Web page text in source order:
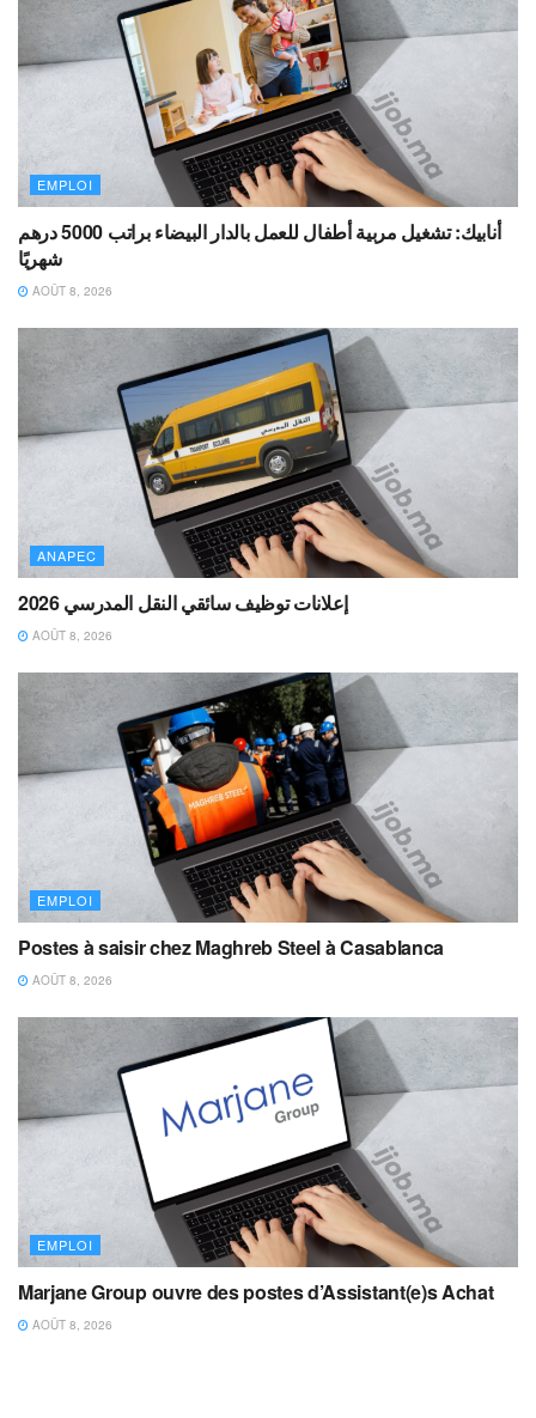
EMPLOI
أنابيك: تشغيل مربية أطفال للعمل بالدار البيضاء براتب 5000 درهم
شهريًا
AOÛT 8, 2026
ANAPEC
إعلانات توظيف سائقي النقل المدرسي 2026
AOÛT 8, 2026
EMPLOI
Postes à saisir chez Maghreb Steel à Casablanca
AOÛT 8, 2026
EMPLOI
Marjane Group ouvre des postes d’Assistant(e)s Achat
AOÛT 8, 2026